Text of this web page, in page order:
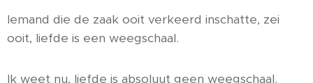
Iemand die de zaak ooit verkeerd inschatte, zei
ooit, liefde is een weegschaal.
Ik weet nu, liefde is absoluut geen weegschaal.